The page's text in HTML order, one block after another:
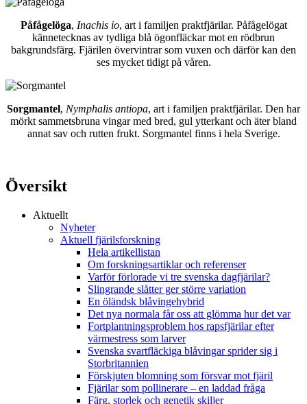
Påfågelöga, Inachis io, art i familjen praktfjärilar. Påfågelögat
kännetecknas av tydliga blå ögonfläckar mot en rödbrun
bakgrundsfärg. Fjärilen övervintrar som vuxen och därför kan den
ses mycket tidigt på våren.
Sorgmantel, Nymphalis antiopa, art i familjen praktfjärilar. Den har
mörkt sammetsbruna vingar med bred, gul ytterkant och äter bland
annat sav och rutten frukt. Sorgmantel finns i hela Sverige.
Översikt
Aktuellt
Nyheter
Aktuell fjärilsforskning
Hela artikellistan
Om forskningsartiklar och referenser
Varför förlorade vi tre svenska dagfjärilar?
Slingrande slåtter ger större variation
En öländsk blåvingehybrid
Det nya normala får oss att glömma hur det var
Fortplantningsproblem hos rapsfjärilar efter
värmestress som larver
Svenska svartfläckiga blåvingar sprider sig i
Storbritannien
Förskjuten blomning som försvar mot fjäril
Fjärilar som pollinerare – en laddad fråga
Färg, storlek och genetik skiljer